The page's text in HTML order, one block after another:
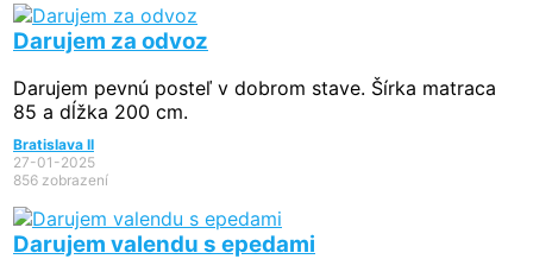
Darujem za odvoz
Darujem pevnú posteľ v dobrom stave. Šírka matraca
85 a dĺžka 200 cm.
Bratislava II
27-01-2025
856 zobrazení
Darujem valendu s epedami